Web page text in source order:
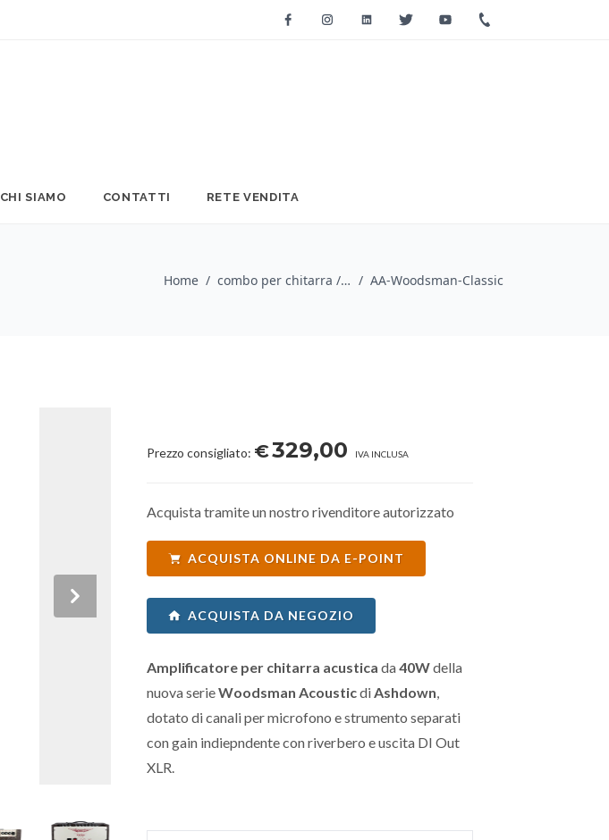
FacebookInstagramLinkedinTwitter Youtube
CHI SIAMO CONTATTI RETE VENDITA
Home / combo per chitarra / Ashdown / AA-Woodsman-Classic
Next
Prezzo consigliato: €329,00 IVA INCLUSA
Acquista tramite un nostro rivenditore autorizzato
ACQUISTA ONLINE DA E-POINT
ACQUISTA DA NEGOZIO
Amplificatore per chitarra acustica da40Wdella
nuova serieWoodsman AcousticdiAshdown,
dotato di canali per microfono e strumento separati
con gain indiepndente con riverbero e uscita DI Out
XLR.